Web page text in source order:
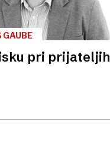
GAUBE
pri prijateljih